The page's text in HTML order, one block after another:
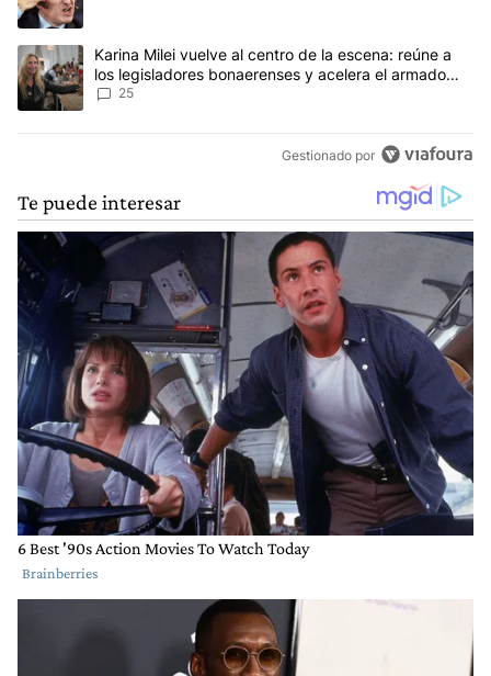
Un artículo de tendencia con el título "Karina Milei vuelve al
Karina Milei vuelve al centro de la escena: reúne a
los legisladores bonaerenses y acelera el armado
para 2027
25
Gestionado por